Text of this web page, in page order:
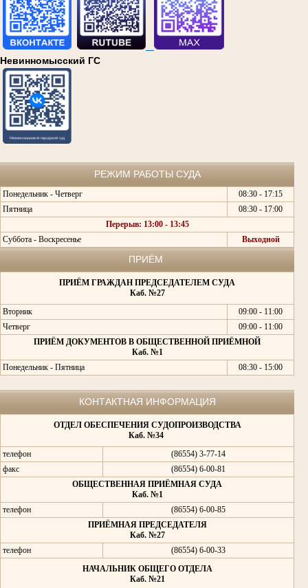
Невинномысский ГС
РЕЖИМ РАБОТЫ СУДА
Понедельник - Четверг
08:30 - 17:15
Пятница
08:30 - 17:00
Перерыв: 13:00 - 13:45
Суббота - Воскресенье
Выходной
ПРИЁМ
ПРИЁМ ГРАЖДАН ПРЕДСЕДАТЕЛЕМ СУДА
Каб. №27
Вторник
09:00 - 11:00
Четверг
09:00 - 11:00
ПРИЁМ ДОКУМЕНТОВ В ОБЩЕСТВЕННОЙ ПРИЁМНОЙ
Каб. №1
Понедельник - Пятница
08:30 - 15:00
КОНТАКТНАЯ ИНФОРМАЦИЯ
ОТДЕЛ ОБЕСПЕЧЕНИЯ СУДОПРОИЗВОДСТВА
Каб. №34
телефон
(86554) 3-77-14
факс
(86554) 6-00-81
ОБЩЕСТВЕННАЯ ПРИЁМНАЯ СУДА
Каб. №1
телефон
(86554) 6-00-85
ПРИЁМНАЯ ПРЕДСЕДАТЕЛЯ
Каб. №27
телефон
(86554) 6-00-33
НАЧАЛЬНИК ОБЩЕГО ОТДЕЛА
Каб. №21